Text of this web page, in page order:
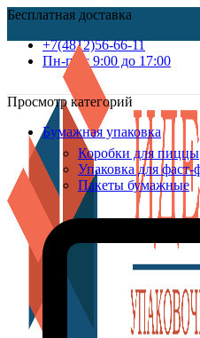
Бесплатная доставка
+7(4812)56-66-11
Пн-пт c 9:00 до 17:00
Просмотр категорий
Бумажная упаковка
Коробки для пиццы
Упаковка для фаст-
Пакеты бумажные